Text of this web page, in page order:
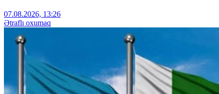
07.08.2026, 13:26
Ətraflı oxumaq